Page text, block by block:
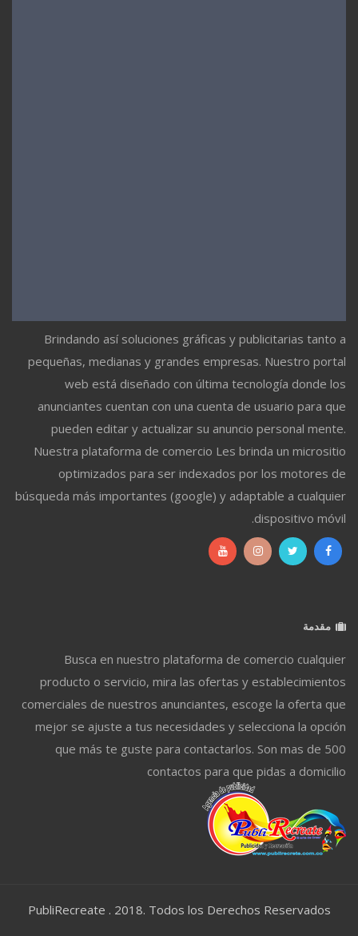
Brindando así soluciones gráficas y publicitarias tanto a
pequeñas, medianas y grandes empresas. Nuestro portal
web está diseñado con última tecnología donde los
anunciantes cuentan con una cuenta de usuario para que
pueden editar y actualizar su anuncio personal mente.
Nuestra plataforma de comercio Les brinda un micrositio
optimizados para ser indexados por los motores de
búsqueda más importantes (google) y adaptable a cualquier
dispositivo móvil.
مقدمة
Busca en nuestro plataforma de comercio cualquier
producto o servicio, mira las ofertas y establecimientos
comerciales de nuestros anunciantes, escoge la oferta que
mejor se ajuste a tus necesidades y selecciona la opción
que más te guste para contactarlos. Son mas de 500
contactos para que pidas a domicilio
PubliRecreate . 2018. Todos los Derechos Reservados